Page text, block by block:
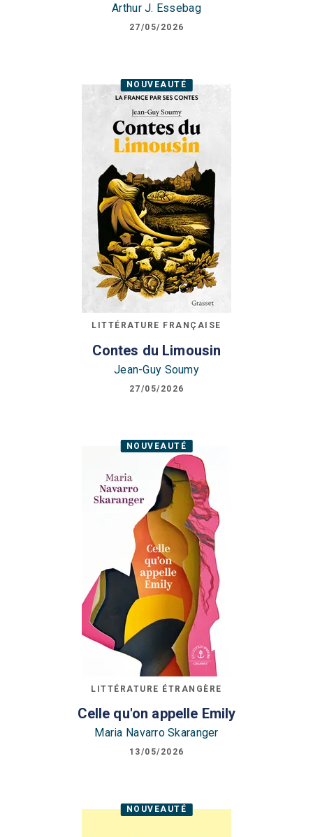
Arthur J. Essebag
27/05/2026
NOUVEAUTÉ
LITTÉRATURE FRANÇAISE
Contes du Limousin
Jean-Guy Soumy
27/05/2026
NOUVEAUTÉ
LITTÉRATURE ÉTRANGÈRE
Celle qu'on appelle Emily
Maria Navarro Skaranger
13/05/2026
NOUVEAUTÉ